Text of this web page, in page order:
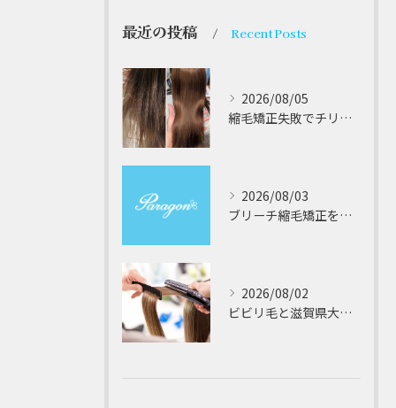
最近の投稿 Recent Posts
2026/08/05
縮毛矯正失敗でチリチリジリジリの髪をビビり直し専門が丁寧に修復する方法解説
2026/08/03
ブリーチ縮毛矯正を安全に受けるための大阪府対応サロン選びと髪質改善のポイント
2026/08/02
ビビリ毛と滋賀県大津市での他店縮毛矯正失敗をパラゴンヘアーが修復する徹底ガイド